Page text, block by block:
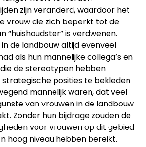
zijn veranderd, waardoor het
vrouw die zich beperkt tot de
“huishoudster” is verdwenen.
de landbouw altijd evenveel
als hun mannelijke collega’s en
de stereotypen hebben
posities te bekleden
mannelijk waren, dat veel
van vrouwen in de landbouw
Zonder hun bijdrage zouden de
voor vrouwen op dit gebied
hoog niveau hebben bereikt.